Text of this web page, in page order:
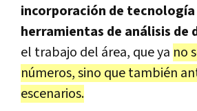
incorporación de tecnología
herramientas de análisis de
el trabajo del área, que ya no
números, sino que también
escenarios.